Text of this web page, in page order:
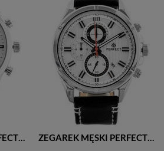
ZEGAREK MĘSKI PERFECT CH01L KLASYCZNY CHRONOGRAF (zp354a) ZEGAREK MĘSKI PERFECT CH03L KLASYCZNY CHRONOGRAF (zp352a)